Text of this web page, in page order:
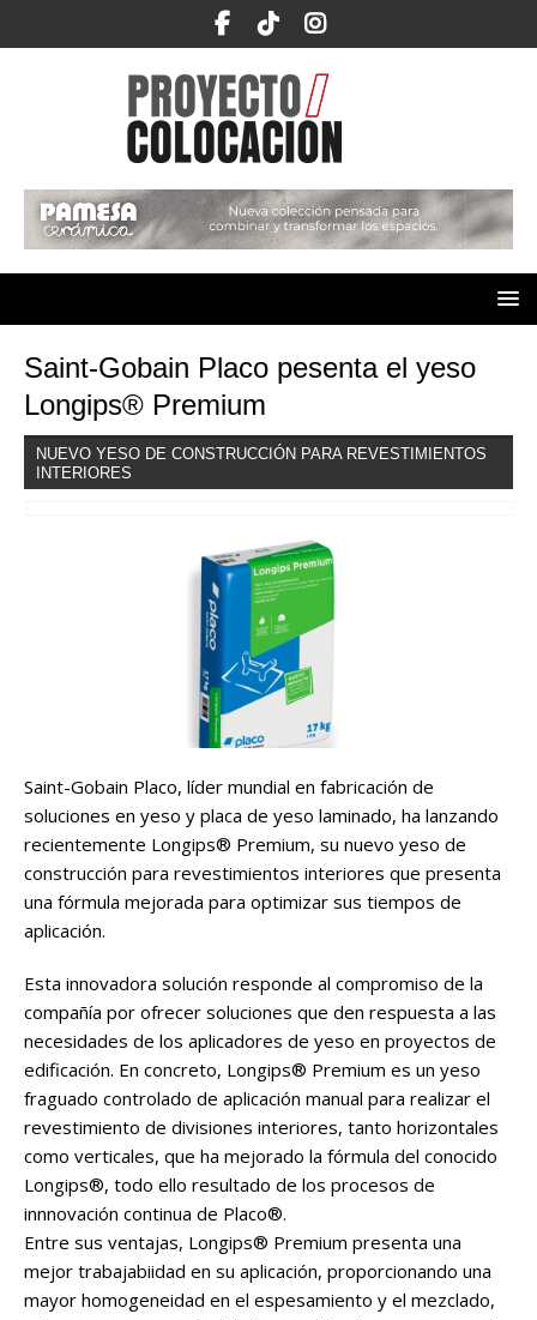
Saint-Gobain Placo pesenta el yeso
Longips® Premium
NUEVO YESO DE CONSTRUCCIÓN PARA REVESTIMIENTOS
INTERIORES
Saint-Gobain Placo, líder mundial en fabricación de
soluciones en yeso y placa de yeso laminado, ha lanzando
recientemente Longips® Premium, su nuevo yeso de
construcción para revestimientos interiores que presenta
una fórmula mejorada para optimizar sus tiempos de
aplicación.
Esta innovadora solución responde al compromiso de la
compañía por ofrecer soluciones que den respuesta a las
necesidades de los aplicadores de yeso en proyectos de
edificación. En concreto, Longips® Premium es un yeso
fraguado controlado de aplicación manual para realizar el
revestimiento de divisiones interiores, tanto horizontales
como verticales, que ha mejorado la fórmula del conocido
Longips®, todo ello resultado de los procesos de
innnovación continua de Placo®.
Entre sus ventajas, Longips® Premium presenta una
mejor trabajabiidad en su aplicación, proporcionando una
mayor homogeneidad en el espesamiento y el mezclado,